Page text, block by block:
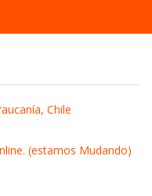
Chile
(estamos Mudando)